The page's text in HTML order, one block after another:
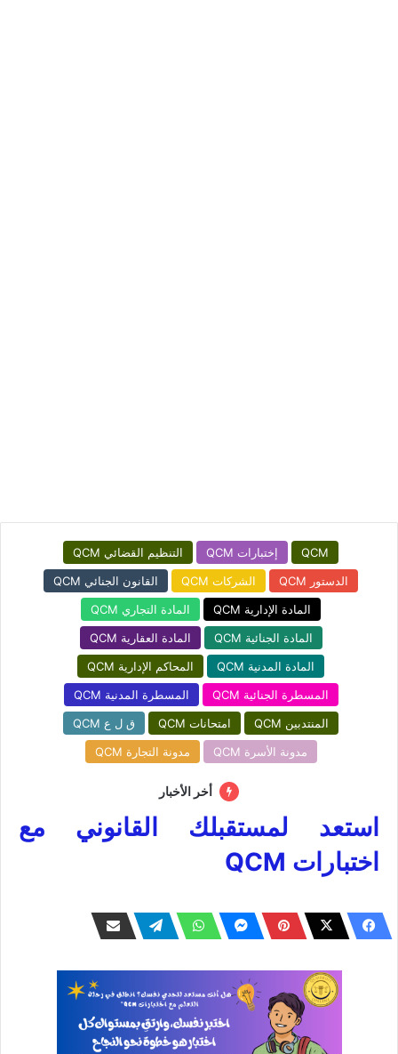
QCM إختبارات QCM
التنظيم القضائي QCM
الدستور QCM
الشركات QCM
القانون الجنائي QCM
المادة الإدارية QCM
المادة التجاري QCM
المادة الجنائية QCM
المادة العقارية QCM
المادة المدنية QCM
المحاكم الإدارية QCM
المسطرة الجنائية QCM
المسطرة المدنية QCM
المنتدبين QCM
امتحانات QCM
ق ل ع QCM
مدونة الأسرة QCM
مدونة التجارة QCM
أخر الأخبار
استعد لمستقبلك القانوني مع
اختبارات QCM